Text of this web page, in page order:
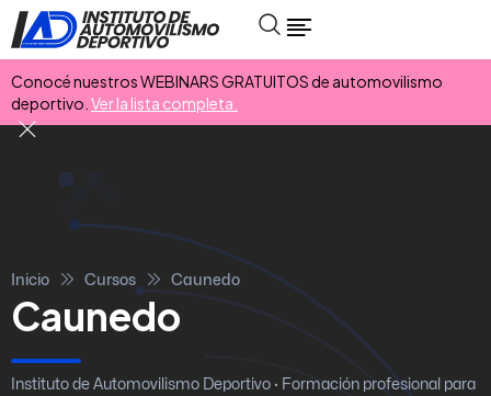
Conocé nuestros WEBINARS GRATUITOS de automovilismo
deportivo. Ver la lista completa.
Inicio Cursos Caunedo
Caunedo
Instituto de Automovilismo Deportivo · Formación profesional para